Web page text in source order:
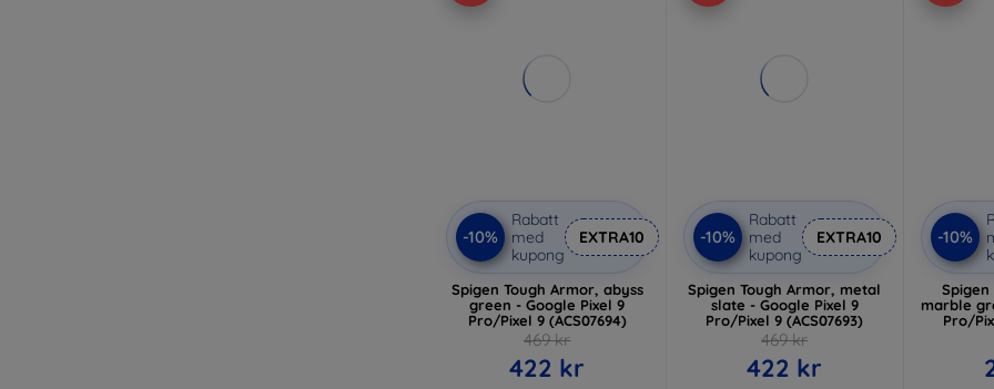
-10%
Rabatt
med
kupong
EXTRA10
Spigen Tough Armor, abyss
green - Google Pixel 9
Pro/Pixel 9 (ACS07694)
469 kr
422 kr
-10%
Rabatt
med
kupong
EXTRA10
Spigen Tough Armor, metal
slate - Google Pixel 9
Pro/Pixel 9 (ACS07693)
469 kr
422 kr
-10%
marble
Pro/